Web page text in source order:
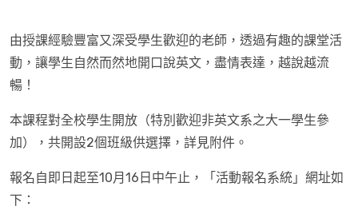
由授課經驗豐富又深受學生歡迎的老師，透過有趣的課堂活
動，讓學生自然而然地開口說英文，盡情表達，越說越流
暢！
本課程對全校學生開放（特別歡迎非英文系之大一學生參
加），共開設2個班級供選擇，詳見附件。
報名自即日起至10月16日中午止，「活動報名系統」網址如
下：